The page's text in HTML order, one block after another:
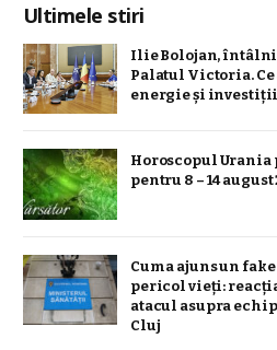
Ultimele stiri
Ilie Bolojan,
Palatul Victoria. Ce
energie și investiții
Horoscopul Urania
pentru 8 – 14 august
Cum a ajuns un
pericol vieți:
atacul asupra
Cluj